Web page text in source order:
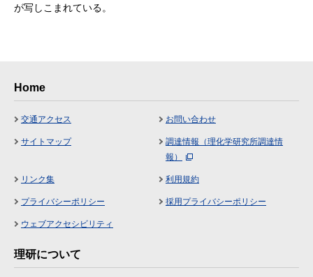
が写しこまれている。
Home
交通アクセス お問い合わせ
サイトマップ
調達情報（理化学研究所調達情
報）
リンク集 利用規約
プライバシーポリシー 採用プライバシーポリシー
ウェブアクセシビリティ
理研について